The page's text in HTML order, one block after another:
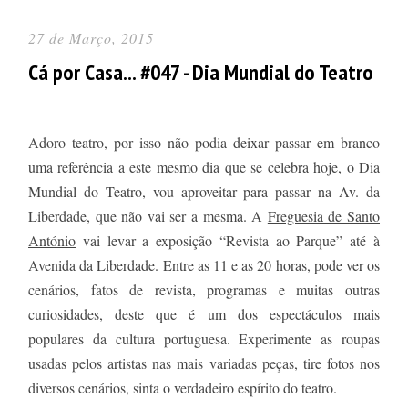
27 de Março, 2015
Cá por Casa... #047 - Dia Mundial do Teatro
Adoro teatro, por isso não podia deixar passar em branco
uma referência a este mesmo dia que se celebra hoje, o Dia
Mundial do Teatro, vou aproveitar para passar na Av. da
Liberdade, que não vai ser a mesma. A Freguesia de Santo
António vai levar a exposição “Revista ao Parque” até à
Avenida da Liberdade. Entre as 11 e as 20 horas, pode ver os
cenários, fatos de revista, programas e muitas outras
curiosidades, deste que é um dos espectáculos mais
populares da cultura portuguesa. Experimente as roupas
usadas pelos artistas nas mais variadas peças, tire fotos nos
diversos cenários, sinta o verdadeiro espírito do teatro.